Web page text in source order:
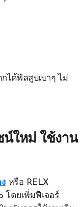
ได้ฟีลสูบเบาๆ ไม่
น์ใหม่ ใช้งาน
หรือ RELX
โดยเพิ่มฟีเจอร์